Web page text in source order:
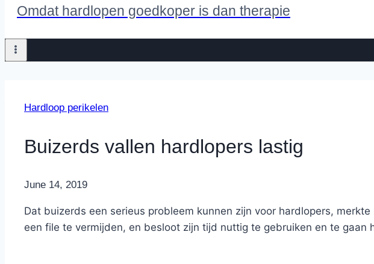
Omdat hardlopen goedkoper is dan therapie
Hardloop perikelen
Buizerds vallen hardlopers lastig
ByNicole
June 14, 2019
Dat buizerds een serieus probleem kunnen zijn voor hardlopers,
een file te vermijden, en besloot zijn tijd nuttig te gebruiken en te